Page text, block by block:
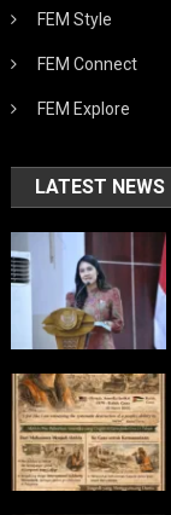
FEM Style
FEM Connect
FEM Explore
LATEST NEWS